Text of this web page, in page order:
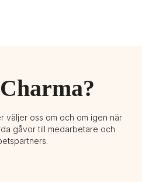
väljer oss om och om igen när
gåvor till medarbetare och